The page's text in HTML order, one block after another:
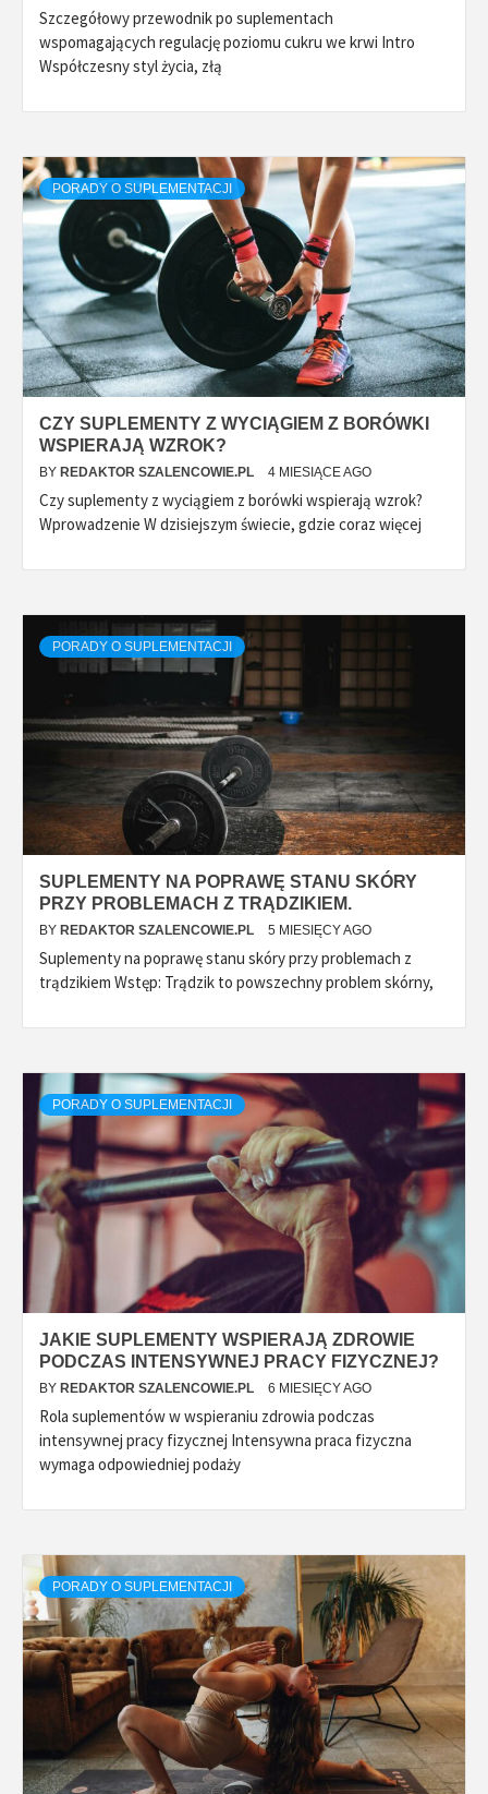
Szczegółowy przewodnik po suplementach
wspomagających regulację poziomu cukru we krwi Intro
Współczesny styl życia, złą
PORADY O SUPLEMENTACJI
CZY SUPLEMENTY Z WYCIĄGIEM Z BORÓWKI
WSPIERAJĄ WZROK?
BY REDAKTOR SZALENCOWIE.PL 4 MIESIĄCE AGO
Czy suplementy z wyciągiem z borówki wspierają wzrok?
Wprowadzenie W dzisiejszym świecie, gdzie coraz więcej
PORADY O SUPLEMENTACJI
SUPLEMENTY NA POPRAWĘ STANU SKÓRY
PRZY PROBLEMACH Z TRĄDZIKIEM.
BY REDAKTOR SZALENCOWIE.PL 5 MIESIĘCY AGO
Suplementy na poprawę stanu skóry przy problemach z
trądzikiem Wstęp: Trądzik to powszechny problem skórny,
PORADY O SUPLEMENTACJI
JAKIE SUPLEMENTY WSPIERAJĄ ZDROWIE
PODCZAS INTENSYWNEJ PRACY FIZYCZNEJ?
BY REDAKTOR SZALENCOWIE.PL 6 MIESIĘCY AGO
Rola suplementów w wspieraniu zdrowia podczas
intensywnej pracy fizycznej Intensywna praca fizyczna
wymaga odpowiedniej podaży
PORADY O SUPLEMENTACJI